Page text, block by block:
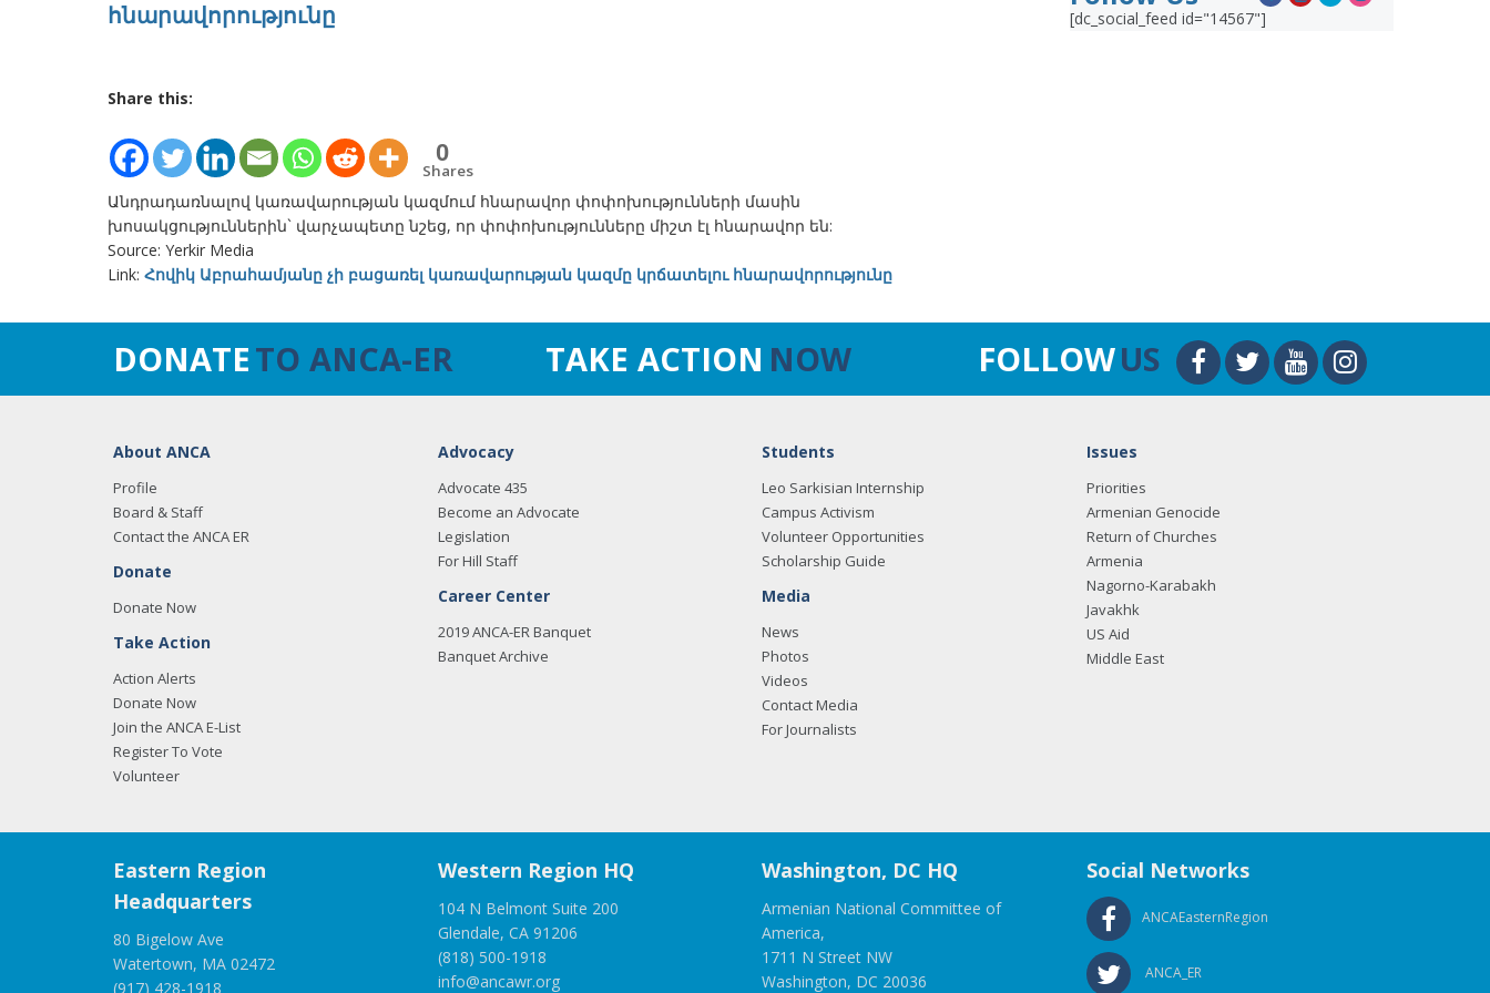
հնարավորությունը
Share this:
0
Shares
Անդրադառնալով կառավարության կազմում հնարավոր փոփոխությունների մասին
խոսակցություններին` վարչապետը նշեց, որ փոփոխությունները միշտ էլ հնարավոր են:
Source: Yerkir Media
Link: Հովիկ Աբրահամյանը չի բացառել կառավարության կազմը կրճատելու հնարավորությունը
[dc_social_feed id="14567"]
DONATETO ANCA-ER TAKE ACTION NOW FOLLOWUS
About ANCA
Profile
Board & Staff
Contact the ANCA ER
Donate
Donate Now
Take Action
Action Alerts
Donate Now
Join the ANCA E-List
Register To Vote
Volunteer
Advocacy
Advocate 435
Become an Advocate
Legislation
For Hill Staff
Career Center
2019 ANCA-ER Banquet
Banquet Archive
Students
Leo Sarkisian Internship
Campus Activism
Volunteer Opportunities
Scholarship Guide
Media
News
Photos
Videos
Contact Media
For Journalists
Issues
Priorities
Armenian Genocide
Return of Churches
Armenia
Nagorno-Karabakh
Javakhk
US Aid
Middle East
Eastern Region
Headquarters
80 Bigelow Ave
Watertown, MA 02472
(917) 428-1918
Western Region HQ
104 N Belmont Suite 200
Glendale, CA 91206
(818) 500-1918
info@ancawr.org
Washington, DC HQ
Armenian National Committee of
America,
1711 N Street NW
Washington, DC 20036
Social Networks
ANCAEasternRegion
ANCA_ER